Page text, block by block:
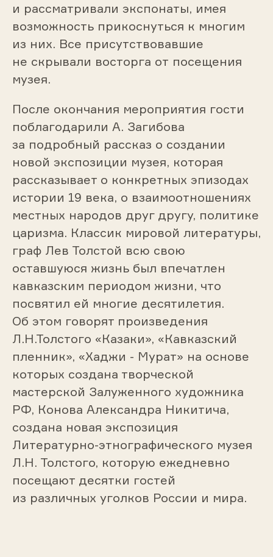
и рассматривали экспонаты, имея
возможность прикоснуться к многим
из них. Все присутствовавшие
не скрывали восторга от посещения
музея.
После окончания мероприятия гости
поблагодарили А. Загибова
за подробный рассказ о создании
новой экспозиции музея, которая
рассказывает о конкретных эпизодах
истории 19 века, о взаимоотношениях
местных народов друг другу, политике
царизма. Классик мировой литературы,
граф Лев Толстой всю свою
оставшуюся жизнь был впечатлен
кавказским периодом жизни, что
посвятил ей многие десятилетия.
Об этом говорят произведения
Л.Н.Толстого «Казаки», «Кавказский
пленник», «Хаджи - Мурат» на основе
которых создана творческой
мастерской Залуженного художника
РФ, Конова Александра Никитича,
создана новая экспозиция
Литературно-этнографического музея
Л.Н. Толстого, которую ежедневно
посещают десятки гостей
из различных уголков России и мира.